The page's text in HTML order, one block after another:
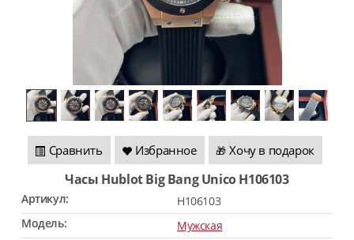
Сравнить Избранное 🎁 Хочу в подарок
Часы Hublot Big Bang Unico H106103
Артикул:
H106103
Модель:
Мужская